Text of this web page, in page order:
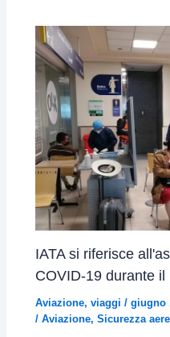
IATA si riferisce
COVID-19 durante
Aviazione,viaggi /giugno
/Aviazione,Sicurezza